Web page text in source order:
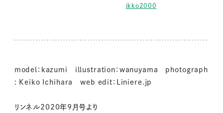
ikko2000
model：kazumi illustration：wanuyama photograph
: Keiko Ichihara web edit：Liniere.jp
リンネル2020年9月号より